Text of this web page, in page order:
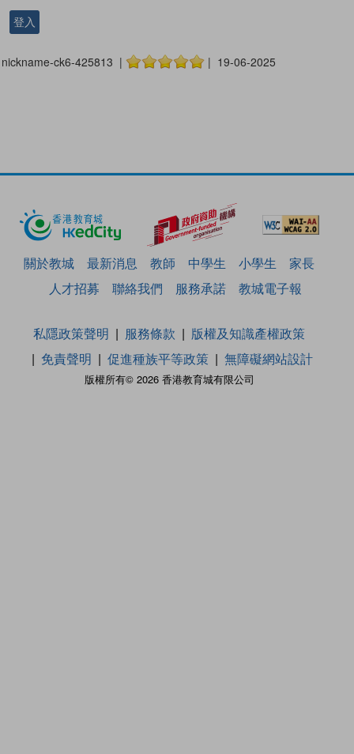
登入
nickname-ck6-425813 | | 19-06-2025
關於教城 最新消息 教師 中學生 小學生
家長
人才招募
聯絡我們 服務承諾 教城電子報
版權所有© 2026 香港教育城有限公司
私隱政策聲明 服務條款
版權及知識產權政策
免責聲明
促進種族平等政策 無障礙網站設計